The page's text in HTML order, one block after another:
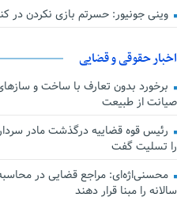
وینی جونیور: حسرتم بازی نکردن در
اخبار حقوقی و قضایی
برخورد بدون تعارف با ساخت‌ و
صیانت از طبیعت
رئیس قوه قضاییه درگذشت مادر
را تسلیت گفت
محسنی‌اژه‌ای: مراجع قضایی در
سالانه را مبنا قرار دهند